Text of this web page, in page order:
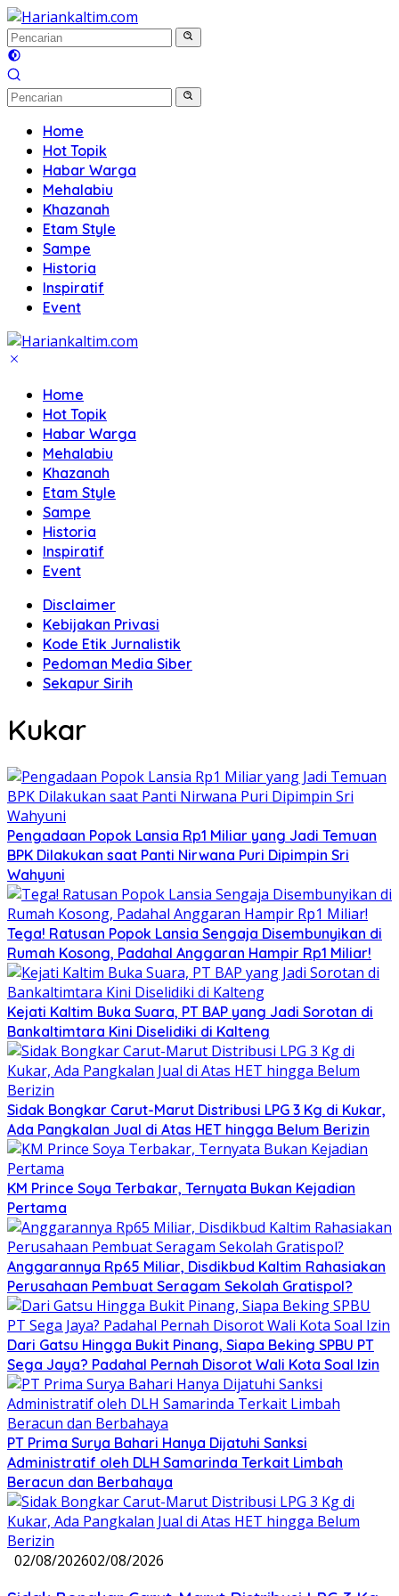
Langsung
ke
konten
Home
Hot Topik
Habar Warga
Mehalabiu
Khazanah
Etam Style
Sampe
Historia
Inspiratif
Event
Home
Hot Topik
Habar Warga
Mehalabiu
Khazanah
Etam Style
Sampe
Historia
Inspiratif
Event
Disclaimer
Kebijakan Privasi
Kode Etik Jurnalistik
Pedoman Media Siber
Sekapur Sirih
Kukar
Pengadaan Popok Lansia Rp1 Miliar yang Jadi Temuan
BPK Dilakukan saat Panti Nirwana Puri Dipimpin Sri
Wahyuni
Tega! Ratusan Popok Lansia Sengaja Disembunyikan di
Rumah Kosong, Padahal Anggaran Hampir Rp1 Miliar!
Kejati Kaltim Buka Suara, PT BAP yang Jadi Sorotan di
Bankaltimtara Kini Diselidiki di Kalteng
Sidak Bongkar Carut-Marut Distribusi LPG 3 Kg di Kukar,
Ada Pangkalan Jual di Atas HET hingga Belum Berizin
KM Prince Soya Terbakar, Ternyata Bukan Kejadian
Pertama
Anggarannya Rp65 Miliar, Disdikbud Kaltim Rahasiakan
Perusahaan Pembuat Seragam Sekolah Gratispol?
Dari Gatsu Hingga Bukit Pinang, Siapa Beking SPBU PT
Sega Jaya? Padahal Pernah Disorot Wali Kota Soal Izin
PT Prima Surya Bahari Hanya Dijatuhi Sanksi
Administratif oleh DLH Samarinda Terkait Limbah
Beracun dan Berbahaya
02/08/202602/08/2026